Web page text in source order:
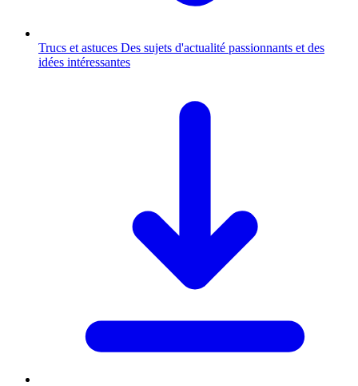
Trucs et astuces Des sujets d'actualité passionnants et des
idées intéressantes